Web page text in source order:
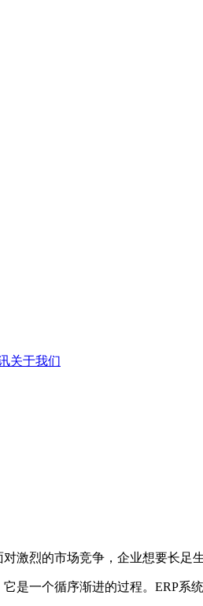
关于我们
烈的市场竞争，企业想要长足
一个循序渐进的过程。ERP系